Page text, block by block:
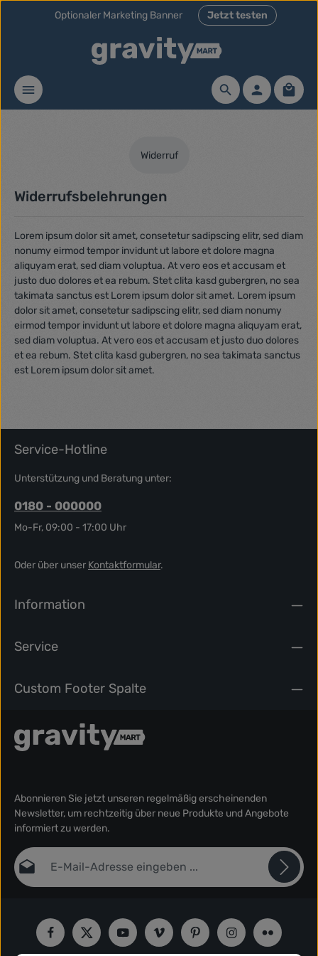
Zum Hauptinhalt springen
Optionaler Marketing Banner Jetzt testen
Widerruf
Widerrufsbelehrungen
Lorem ipsum dolor sit amet, consetetur sadipscing elitr, sed diam
nonumy eirmod tempor invidunt ut labore et dolore magna
aliquyam erat, sed diam voluptua. At vero eos et accusam et
justo duo dolores et ea rebum. Stet clita kasd gubergren, no sea
takimata sanctus est Lorem ipsum dolor sit amet. Lorem ipsum
dolor sit amet, consetetur sadipscing elitr, sed diam nonumy
eirmod tempor invidunt ut labore et dolore magna aliquyam erat,
sed diam voluptua. At vero eos et accusam et justo duo dolores
et ea rebum. Stet clita kasd gubergren, no sea takimata sanctus
est Lorem ipsum dolor sit amet.
Service-Hotline
Unterstützung und Beratung unter:
0180 - 000000
Mo-Fr, 09:00 - 17:00 Uhr
Oder über unser Kontaktformular.
Information
Service
Custom Footer Spalte
Abonnieren Sie jetzt unseren regelmäßig erscheinenden
Newsletter, um rechtzeitig über neue Produkte und Angebote
informiert zu werden.
E-Mail-Adresse*
Ich habe dieDatenschutzbestimmungen
zur Kenntnis
genommen und die AGBgelesen und bin mit ihnen
einverstanden.